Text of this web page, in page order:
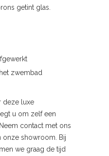
getint glas.
zwembad
deze luxe
u om zelf een
contact met ons
onze showroom. Bij
we graag de tijd